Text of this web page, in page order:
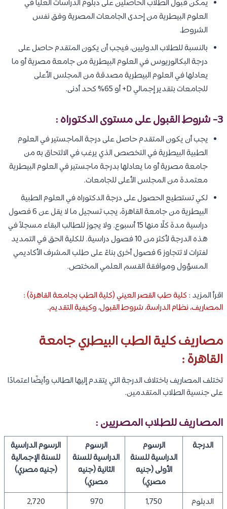
يمكن قبول الطلاب الحاصلين على دبلوم الدراسات العليا في
العلوم البيطرية من إحدى الجامعات المصرية وفق نفس
الشروط.
بالنسبة للطلاب الدوليين، فيجب أن يكون المتقدم حاصل على
درجة البكالوريوس في العلوم البيطرية من جامعة مصرية أو ما
يعادلها في العلوم البيطرية مصدقة من المجلس الأعلى
للجامعات بتقدير إجمالي D+ أو 65% كحد أدنى.
3- شروط القبول على مستوى الدكتوراه :
يجب أن يكون المتقدم حاصل على درجة الماجستير في العلوم
الطبية البيطرية في التخصص الذي يرغب في الالتحاق به من
جامعة مصرية أو ما يعادلها بدرجة ماجستير في العلوم البيطرية
معتمدة من المجلس الأعلى للجامعات.
لكي تستطيع الحصول على درجة الدكتوراه في العلوم الطبية
البيطرية من جامعة القاهرة، يجب تسجيل ما لا يقل عن 6 فصول
دراسية مدة كلًا منها 15 أسبوع. ولا يجوز للطالب البقاء مسجلاً في
هذه الدرجة لأكثر من 10 فصول دراسية. للكلية الحق في التمديد
لفترات لا تتجاوز 6 فصول أخرى بناءً على طلب المشرف الأكاديمي
المسؤول وموافقة القسم العلمي المختص.
اقرأ المزيد : كلية طب القصر العيني (كلية الطب بجامعة القاهرة) :
المصاريف، نظام الدراسة، شروط القبول، وكيفية التقديم.
مصاريف كلية الطب البيطري جامعة
القاهرة :
تختلف المصاريف باختلاف الدرجة التي يتقدم إليها الطالب وأيضًا اعتمادًا
على جنسية الطلاب المتقدمين.
المصاريف للطلاب المصريين :
الدرجة
الرسوم
الدراسية للسنة
الأولى (جنيه
مصري)
الرسوم
الدراسية للسنة
الثانية (جنيه
مصري)
الرسوم الدراسية
للسنة الإجمالية
(جنيه مصري)
الدبلوم 1,750
970
2,720